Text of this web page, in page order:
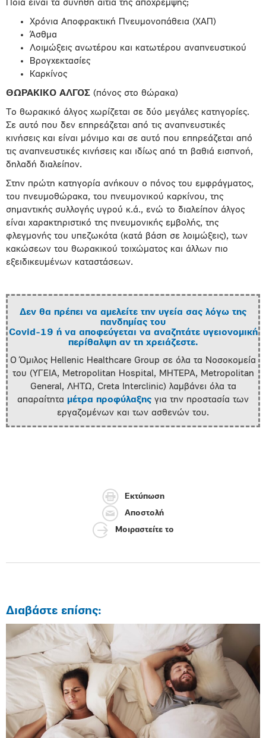
Ποια είναι τα συνήθη αίτια της απόχρεμψης;
Χρόνια Αποφρακτική Πνευμονοπάθεια (ΧΑΠ)
Άσθµα
Λοιμώξεις ανωτέρου και κατωτέρου αναπνευστικού
Βρογχεκτασίες
Καρκίνος
ΘΩΡΑΚΙΚΟ ΑΛΓΟΣ (πόνος στο θώρακα)
Το θωρακικό άλγος χωρίζεται σε δύο μεγάλες κατηγορίες.
Σε αυτό που δεν επηρεάζεται από τις αναπνευστικές
κινήσεις και είναι μόνιμο και σε αυτό που επηρεάζεται από
τις αναπνευστικές κινήσεις και ιδίως από τη βαθιά εισπνοή,
δηλαδή διαλείπον.
Στην πρώτη κατηγορία ανήκουν ο πόνος του εμφράγματος,
του πνευμοθώρακα, του πνευμονικού καρκίνου, της
σημαντικής συλλογής υγρού κ.ά., ενώ το διαλείπον άλγος
είναι χαρακτηριστικό της πνευμονικής εμβολής, της
φλεγμονής του υπεζωκότα (κατά βάση σε λοιμώξεις), των
κακώσεων του θωρακικού τοιχώματος και άλλων πιο
εξειδικευμένων καταστάσεων.
Δεν θα πρέπει να αμελείτε την υγεία σας λόγω της
πανδημίας του
Covid-19 ή να αποφεύγεται να αναζητάτε υγειονομική
περίθαλψη αν τη χρειάζεστε.
Ο Όμιλος Hellenic Healthcare Group σε όλα τα Νοσοκομεία
του (ΥΓΕΙΑ, Metropolitan Hospital, ΜΗΤΕΡΑ, Metropolitan
General, ΛΗΤΩ, Creta Interclinic) λαμβάνει όλα τα
απαραίτητα μέτρα προφύλαξης για την προστασία των
εργαζομένων και των ασθενών του.
Εκτύπωση
Αποστολή
Μοιραστείτε το
Διαβάστε επίσης: